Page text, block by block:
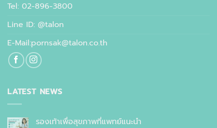
Tel: 02-896-3800
Line ID: @talon
E-Mail:pornsak@talon.co.th
LATEST NEWS
รองเท้าเพื่อสุขภาพที่แพทย์แนะนำ